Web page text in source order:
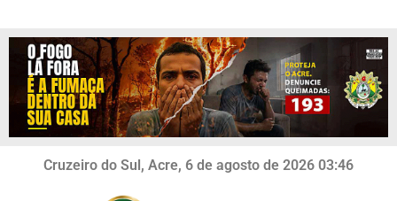
Cruzeiro do Sul, Acre, 6 de agosto de 2026 03:46